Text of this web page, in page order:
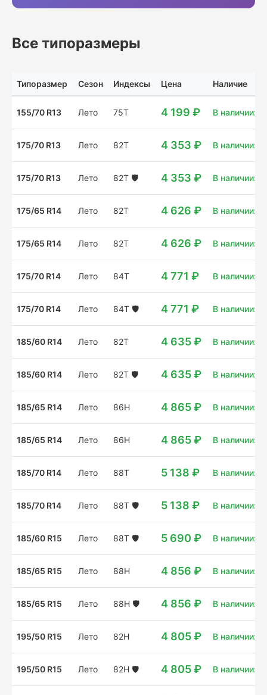
Все типоразмеры
Типоразмер Сезон Индексы Цена Наличие
155/70 R13 Лето 75T 4 199 ₽ В наличии:
175/70 R13 Лето 82T 4 353 ₽ В наличии:
175/70 R13 Лето 82T 🛡️ 4 353 ₽ В наличии:
175/65 R14 Лето 82T 4 626 ₽ В наличии:
175/65 R14 Лето 82T 4 626 ₽ В наличии:
175/70 R14 Лето 84T 4 771 ₽ В наличии:
175/70 R14 Лето 84T 🛡️ 4 771 ₽ В наличии: 4
185/60 R14 Лето 82T 4 635 ₽ В наличии:
185/60 R14 Лето 82T 🛡️ 4 635 ₽ В наличии:
185/65 R14 Лето 86H 4 865 ₽ В наличии:
185/65 R14 Лето 86H 4 865 ₽ В наличии: 6
185/70 R14 Лето 88T 5 138 ₽ В наличии:
185/70 R14 Лето 88T 🛡️ 5 138 ₽ В наличии: 7
185/60 R15 Лето 88T 🛡️ 5 690 ₽ В наличии:
185/65 R15 Лето 88H 4 856 ₽ В наличии:
185/65 R15 Лето 88H 🛡️ 4 856 ₽ В наличии:
195/50 R15 Лето 82H 4 805 ₽ В наличии:
195/50 R15 Лето 82H 🛡️ 4 805 ₽ В наличии: 8